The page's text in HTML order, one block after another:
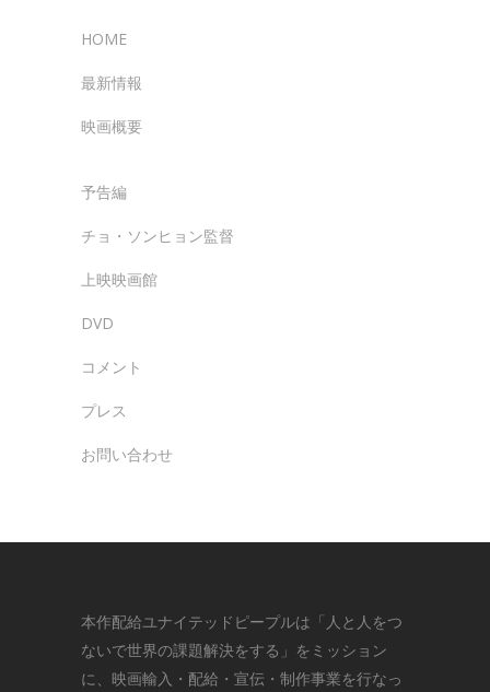
HOME
最新情報
映画概要
予告編
チョ・ソンヒョン監督
上映映画館
DVD
コメント
プレス
お問い合わせ
本作配給ユナイテッドピープルは「人と人をつ
ないで世界の課題解決をする」をミッション
に、映画輸入・配給・宣伝・制作事業を行なっ